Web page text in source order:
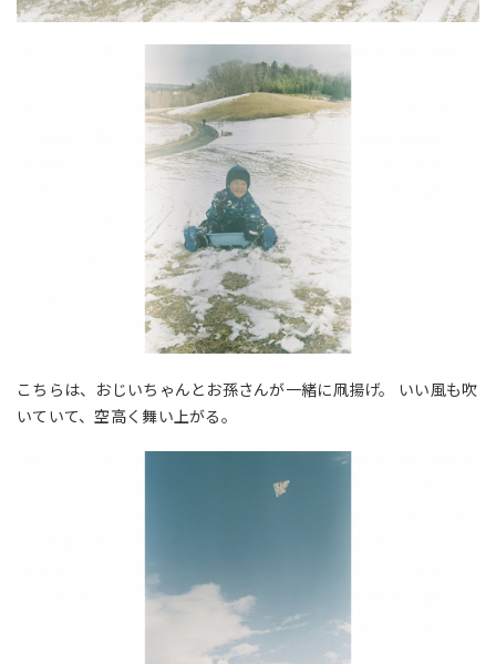
こちらは、おじいちゃんとお孫さんが一緒に凧揚げ。 いい風も吹
いていて、空高く舞い上がる。